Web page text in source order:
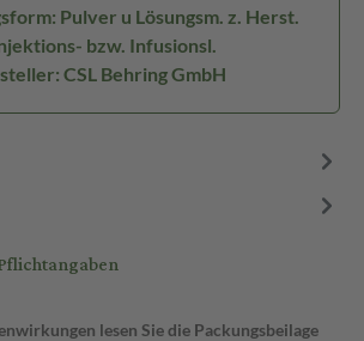
Pulver u Lösungsm. z. Herst.
bzw. Infusionsl.
CSL Behring GmbH
lesen Sie die Packungsbeilage